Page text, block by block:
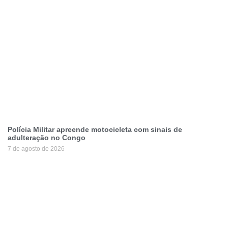
Polícia Militar apreende motocicleta com sinais de
adulteração no Congo
7 de agosto de 2026